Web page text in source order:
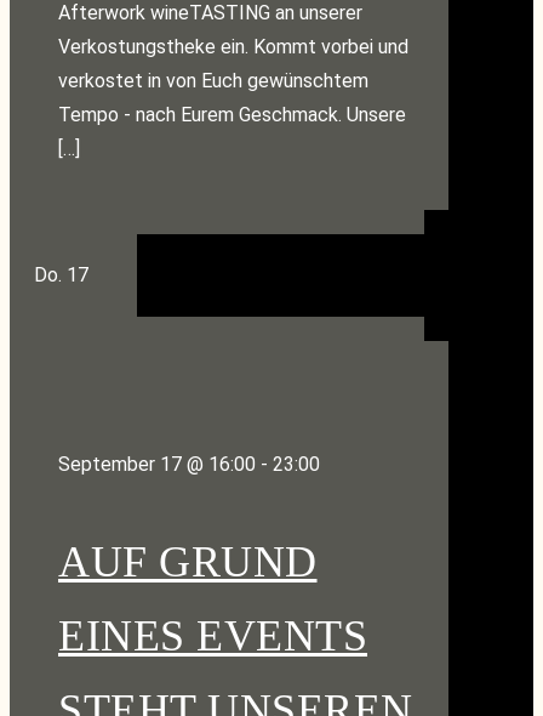
Afterwork wineTASTING an unserer
Verkostungstheke ein. Kommt vorbei und
verkostet in von Euch gewünschtem
Tempo - nach Eurem Geschmack. Unsere
[…]
Do. 17
September 17 @ 16:00 - 23:00
AUF GRUND
EINES EVENTS